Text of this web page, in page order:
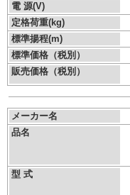
電 源(V)
定格荷重(kg)
標準揚程(m)
標準価格（税別）
販売価格（税別）
メーカー名
品名
型 式